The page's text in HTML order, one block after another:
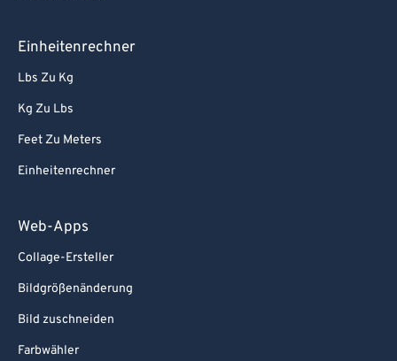
Einheitenrechner
Lbs Zu Kg
Kg Zu Lbs
Feet Zu Meters
Einheitenrechner
Web-Apps
Collage-Ersteller
Bildgrößenänderung
Bild zuschneiden
Farbwähler